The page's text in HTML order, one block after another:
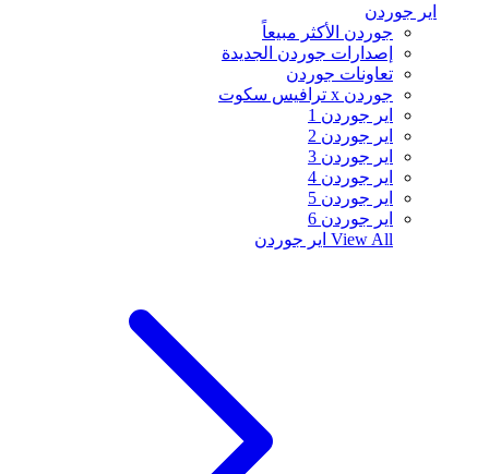
اير جوردن
جوردن الأكثر مبيعاً
إصدارات جوردن الجديدة
تعاونات جوردن
جوردن x ترافيس سكوت
اير جوردن 1
اير جوردن 2
اير جوردن 3
اير جوردن 4
اير جوردن 5
اير جوردن 6
View All اير جوردن